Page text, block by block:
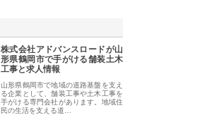
株式会社アドバンスロードが山
形県鶴岡市で手がける舗装土木
工事と求人情報
山形県鶴岡市で地域の道路基盤を支え
る企業として、舗装工事や土木工事を
手がける専門会社があります。地域住
民の生活を支える道…